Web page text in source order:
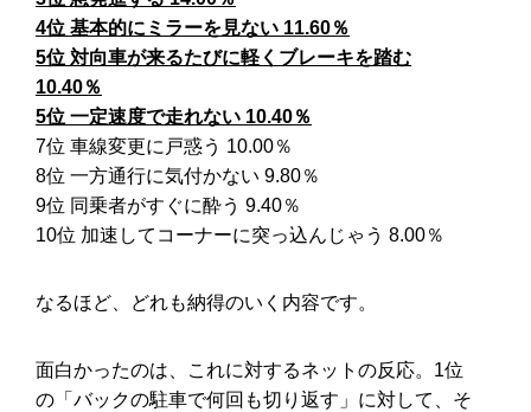
4位 基本的にミラーを見ない 11.60％
5位 対向車が来るたびに軽くブレーキを踏む
10.40％
5位 一定速度で走れない 10.40％
7位 車線変更に戸惑う 10.00％
8位 一方通行に気付かない 9.80％
9位 同乗者がすぐに酔う 9.40％
10位 加速してコーナーに突っ込んじゃう 8.00％
なるほど、どれも納得のいく内容です。
面白かったのは、これに対するネットの反応。1位
の「バックの駐車で何回も切り返す」に対して、そ